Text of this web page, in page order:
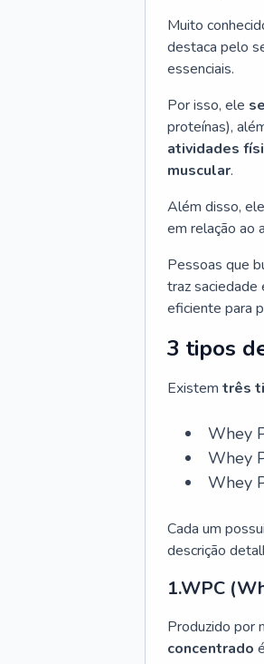
Muito
destaca pelo
essenciais.
Por isso, ele
proteínas),
atividades
muscular.
Além disso,
em relação ao
Pessoas que
traz saciedade
eficiente para
3 tipos
Existem três
Whey
Whey
Whey
Cada um
descrição
1.WPC
Produzido por
concentrado